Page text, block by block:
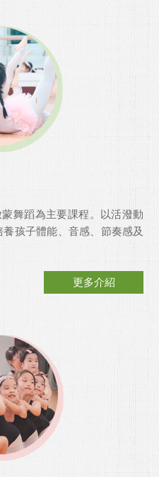
舞蹈為主要課程。以活潑動
孩子體能、音感、節奏感及
更多介紹